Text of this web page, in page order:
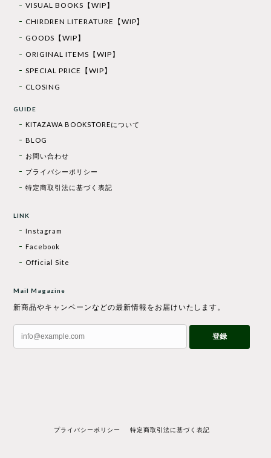
VISUAL BOOKS【WIP】
CHIRDREN LITERATURE【WIP】
GOODS【WIP】
ORIGINAL ITEMS【WIP】
SPECIAL PRICE【WIP】
CLOSING
GUIDE
KITAZAWA BOOKSTOREについて
BLOG
お問い合わせ
プライバシーポリシー
特定商取引法に基づく表記
LINK
Instagram
Facebook
Official Site
Mail Magazine
新商品やキャンペーンなどの最新情報をお届けいたします。
登録
プライバシーポリシー 特定商取引法に基づく表記